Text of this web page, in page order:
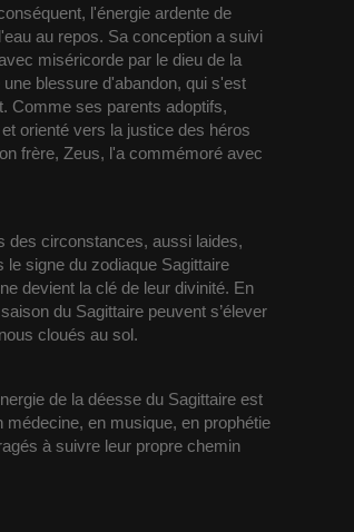
l'énergie ardente de
au repos. Sa conception a suivi
miséricorde par le dieu de la
blessure d'abandon, qui s'est
Comme ses parents adoptifs,
orienté vers la justice des héros
frère, Zeus, l'a commémoré avec
des circonstances, aussi laides,
le signe du zodiaque Sagittaire
devient la clé de leur divinité. En
du Sagittaire peuvent s’élever
cloués au sol.
de la déesse du Sagittaire est
en musique, en prophétie
à suivre leur propre chemin